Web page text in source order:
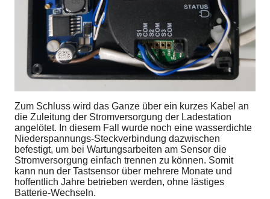
Zum Schluss wird das Ganze über ein kurzes Kabel an
die Zuleitung der Stromversorgung der Ladestation
angelötet. In diesem Fall wurde noch eine wasserdichte
Niederspannungs-Steckverbindung dazwischen
befestigt, um bei Wartungsarbeiten am Sensor die
Stromversorgung einfach trennen zu können. Somit
kann nun der Tastsensor über mehrere Monate und
hoffentlich Jahre betrieben werden, ohne lästiges
Batterie-Wechseln.